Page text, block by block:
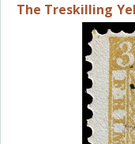
The Treskilling